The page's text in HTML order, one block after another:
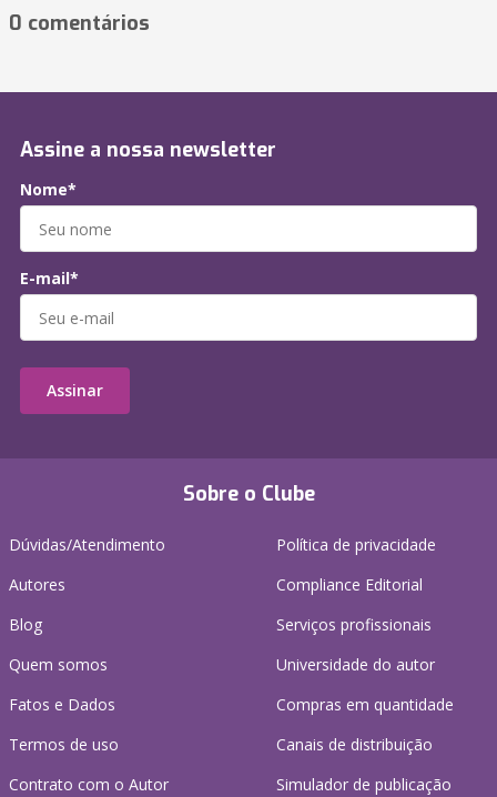
0 comentários
Sobre o Clube
Dúvidas/Atendimento
Autores
Blog
Quem somos
Fatos e Dados
Termos de uso
Contrato com o Autor
Política de privacidade
Compliance Editorial
Serviços profissionais
Universidade do autor
Compras em quantidade
Canais de distribuição
Simulador de publicação
Assine a nossa newsletter
Nome*
E-mail*
Assinar